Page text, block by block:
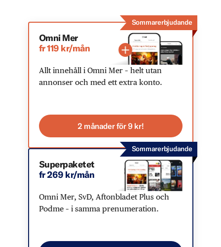
Sommarerbjudande
Omni Mer
fr 119 kr/mån
Allt innehåll i Omni Mer – helt utan
annonser och med ett extra konto.
2 månader för 9 kr!
Sommarerbjudande
Superpaketet
fr 269 kr/mån
Omni Mer, SvD, Aftonbladet Plus och
Podme – i samma prenumeration.